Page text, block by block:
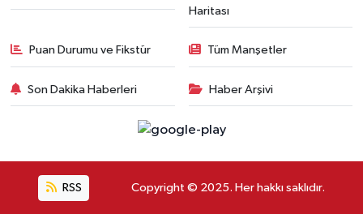
Haritası
Puan Durumu ve Fikstür Tüm Manşetler
Son Dakika Haberleri Haber Arşivi
RSS Copyright © 2025. Her hakkı saklıdır.